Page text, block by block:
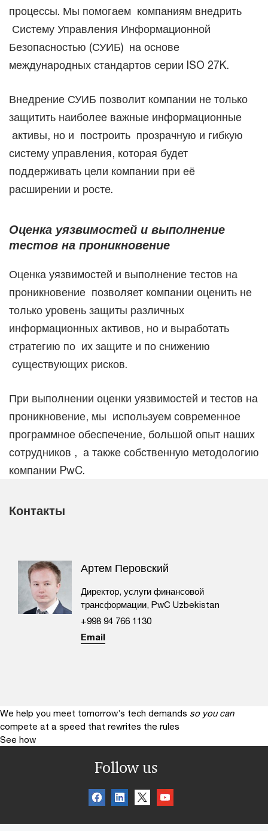
процессы. Мы помогаем компаниям внедрить
Систему Управления Информационной
Безопасностью (СУИБ) на основе
международных стандартов серии ISO 27K.
Внедрение СУИБ позволит компании не только
защитить наиболее важные информационные
активы, но и построить прозрачную и гибкую
систему управления, которая будет
поддерживать цели компании при её
расширении и росте.
Оценка уязвимостей и выполнение
тестов на проникновение
Оценка уязвимостей и выполнение тестов на
проникновение позволяет компании оценить не
только уровень защиты различных
информационных активов, но и выработать
стратегию по их защите и по снижению
существующих рисков.
При выполнении оценки уязвимостей и тестов на
проникновение, мы используем современное
программное обеспечение, большой опыт наших
сотрудников , а также собственную методологию
компании PwC.
Контакты
Артем Перовский
Директор, услуги финансовой
трансформации, PwC Uzbekistan
+998 94 766 1130
Email
We help you meet tomorrow’s tech demands so you can
compete at a speed that rewrites the rules
See how
Follow us